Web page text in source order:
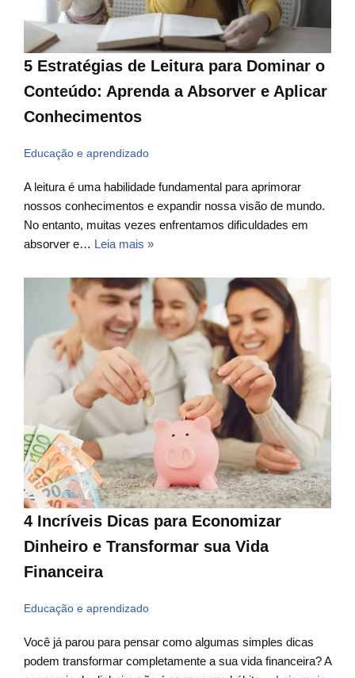
5 Estratégias de Leitura para Dominar o
Conteúdo: Aprenda a Absorver e Aplicar
Conhecimentos
Educação e aprendizado
A leitura é uma habilidade fundamental para aprimorar
nossos conhecimentos e expandir nossa visão de mundo.
No entanto, muitas vezes enfrentamos dificuldades em
absorver e… Leia mais »
4 Incríveis Dicas para Economizar
Dinheiro e Transformar sua Vida
Financeira
Educação e aprendizado
Você já parou para pensar como algumas simples dicas
podem transformar completamente a sua vida financeira? A